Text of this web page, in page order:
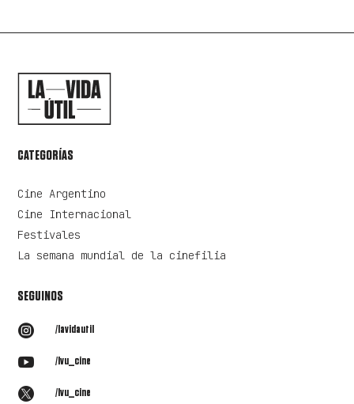
CATEGORÍAS
Cine Argentino
Cine Internacional
Festivales
La semana mundial de la cinefilia
SEGUINOS
 /lavidautil
 /lvu_cine
 /lvu_cine